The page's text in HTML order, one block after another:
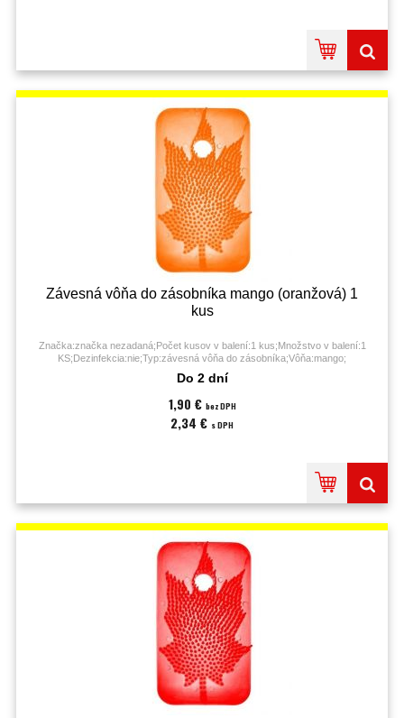
Závesná vôňa do zásobníka mango (oranžová) 1
kus
Značka:značka nezadaná;Počet kusov v balení:1 kus;Množstvo v balení:1
KS;Dezinfekcia:nie;Typ:závesná vôňa do zásobníka;Vôňa:mango;
Do 2 dní
1,90 € bez DPH
2,34 € s DPH